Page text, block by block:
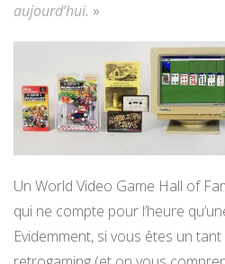
aujourd’hui. »
Un World Video Game Hall of
qui ne compte pour l’heure
Evidemment, si vous êtes un